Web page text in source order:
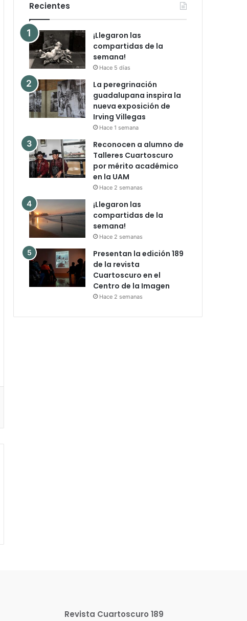
Recientes
¡Llegaron las
compartidas de la
semana!
Hace 5 días
La peregrinación
guadalupana inspira la
nueva exposición de
Irving Villegas
Hace 1 semana
Reconocen a alumno de
Talleres Cuartoscuro
por mérito académico
en la UAM
Hace 2 semanas
¡Llegaron las
compartidas de la
semana!
Hace 2 semanas
Presentan la edición 189
de la revista
Cuartoscuro en el
Centro de la Imagen
Hace 2 semanas
Revista Cuartoscuro 189